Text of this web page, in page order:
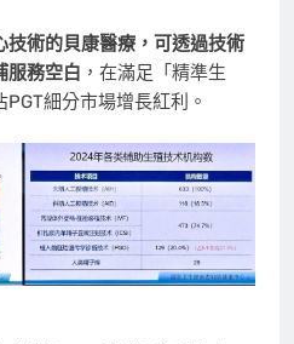
技術的貝康醫療，可透過技術
服務空白 ，在滿足「精準生
細分市場增長紅利。